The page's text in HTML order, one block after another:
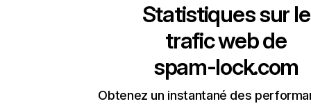
Statistiques sur le
trafic web de
spam-lock.com
Obtenez un instantané des